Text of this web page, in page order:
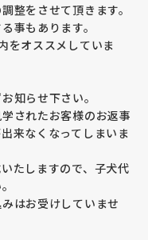
整をさせて頂きます。
事もあります。
をオススメしていま
知らせ下さい。
されたお客様のお返事
来なくなってしまいま
たしますので、子犬代
はお受けしていませ